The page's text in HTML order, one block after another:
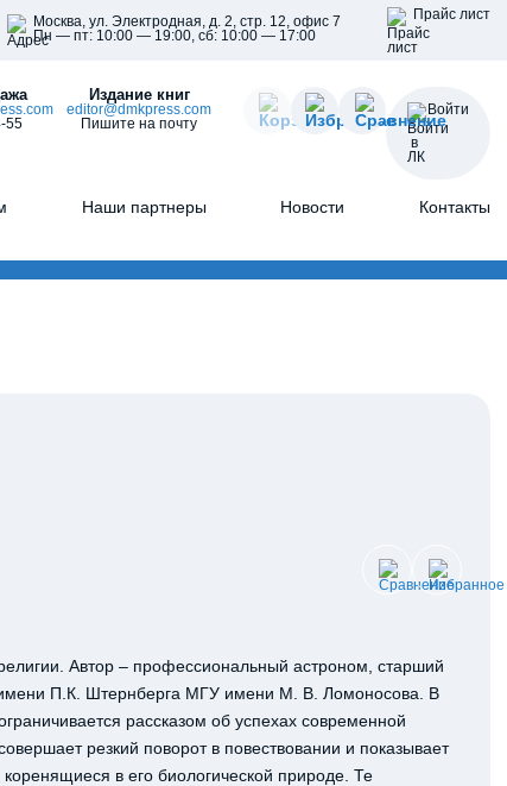
Москва, ул. Электродная, д. 2, стр. 12, офис 7
Пн — пт: 10:00 — 19:00, сб: 10:00 — 17:00
Прайс лист
55
Издание книг
editor@dmkpress.com
Пишите на почту
Войти
Наши партнеры Новости Контакты
Автор – профессиональный астроном, старший
имени П.К. Штернберга МГУ имени М. В. Ломоносова. В
рассказом об успехах современной
резкий поворот в повествовании и показывает
в его биологической природе. Те